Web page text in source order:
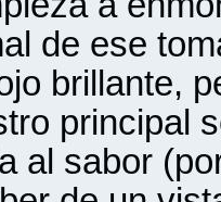
de ese
brillante,
principal
al sabor